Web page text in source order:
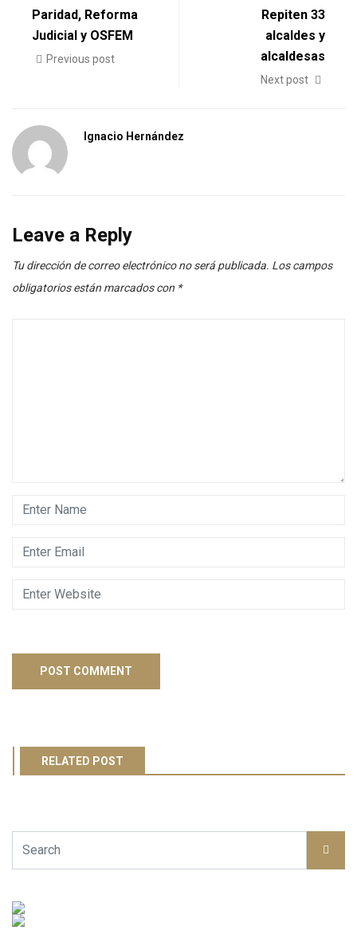
Paridad, Reforma
Judicial y OSFEM
Previous post
Repiten 33
alcaldes y
alcaldesas
Next post
Ignacio Hernández
Leave a Reply
Tu dirección de correo electrónico no será publicada. Los campos
obligatorios están marcados con *
RELATED POST